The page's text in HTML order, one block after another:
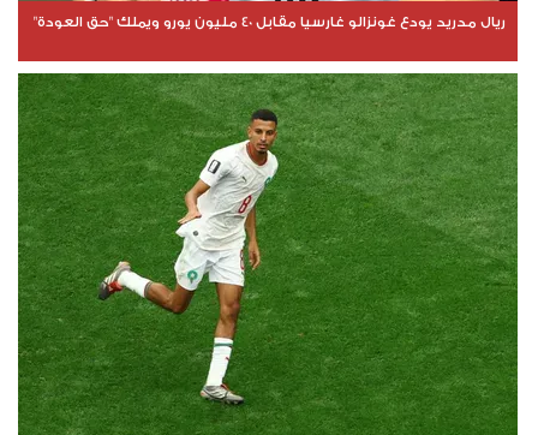
ريال مدريد يودع غونزالو غارسيا مقابل 40 مليون يورو ويملك "حق العودة"